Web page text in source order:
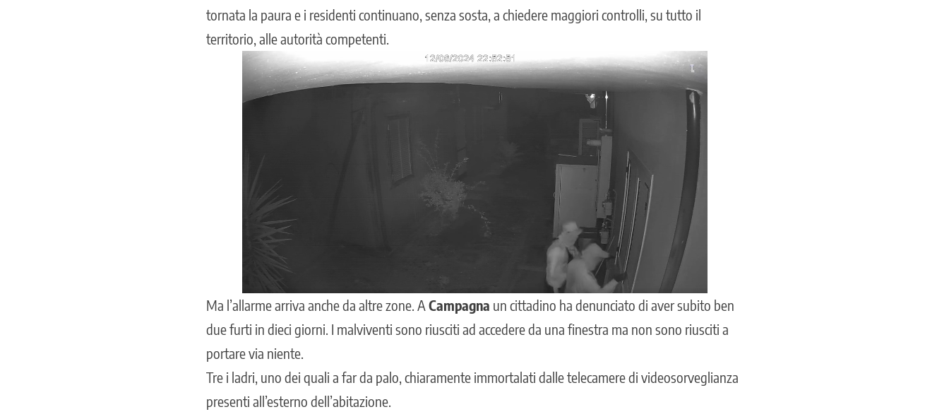
tornata la paura e i residenti continuano, senza sosta, a chiedere maggiori controlli, su tutto il
territorio, alle autorità competenti.
Ma l’allarme arriva anche da altre zone. A Campagna un cittadino ha denunciato di aver subito ben
due furti in dieci giorni. I malviventi sono riusciti ad accedere da una finestra ma non sono riusciti a
portare via niente.
Tre i ladri, uno dei quali a far da palo, chiaramente immortalati dalle telecamere di videosorveglianza
presenti all’esterno dell’abitazione.